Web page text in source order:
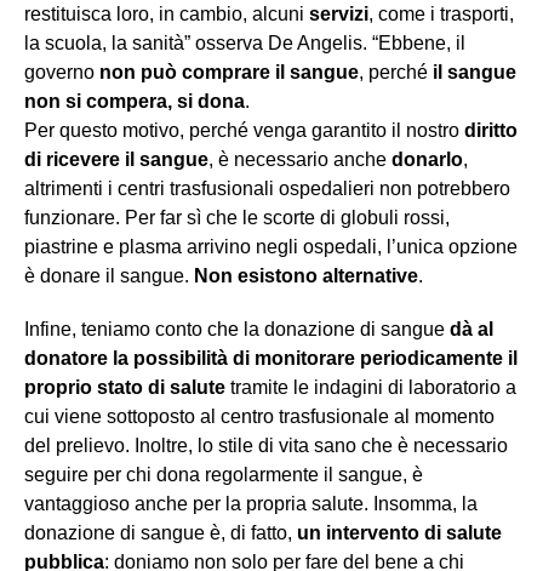
restituisca loro, in cambio, alcuni servizi, come i trasporti,
la scuola, la sanità” osserva De Angelis. “Ebbene, il
governo non può comprare il sangue, perché il sangue
non si compera, si dona.
Per questo motivo, perché venga garantito il nostro diritto
di ricevere il sangue, è necessario anche donarlo,
altrimenti i centri trasfusionali ospedalieri non potrebbero
funzionare. Per far sì che le scorte di globuli rossi,
piastrine e plasma arrivino negli ospedali, l’unica opzione
è donare il sangue. Non esistono alternative.
Infine, teniamo conto che la donazione di sangue dà al
donatore la possibilità di monitorare periodicamente il
proprio stato di salute tramite le indagini di laboratorio a
cui viene sottoposto al centro trasfusionale al momento
del prelievo. Inoltre, lo stile di vita sano che è necessario
seguire per chi dona regolarmente il sangue, è
vantaggioso anche per la propria salute. Insomma, la
donazione di sangue è, di fatto, un intervento di salute
pubblica: doniamo non solo per fare del bene a chi